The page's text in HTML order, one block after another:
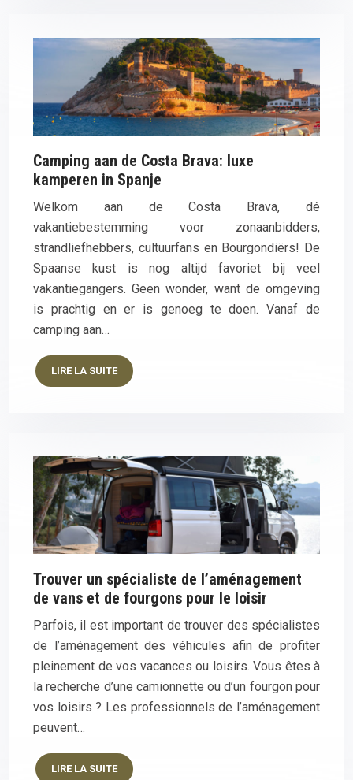
Camping aan de Costa Brava: luxe
kamperen in Spanje
Welkom aan de Costa Brava, dé
vakantiebestemming voor zonaanbidders,
strandliefhebbers, cultuurfans en Bourgondiërs! De
Spaanse kust is nog altijd favoriet bij veel
vakantiegangers. Geen wonder, want de omgeving
is prachtig en er is genoeg te doen. Vanaf de
camping aan…
LIRE LA SUITE
Trouver un spécialiste de l’aménagement
de vans et de fourgons pour le loisir
Parfois, il est important de trouver des spécialistes
de l’aménagement des véhicules afin de profiter
pleinement de vos vacances ou loisirs. Vous êtes à
la recherche d’une camionnette ou d’un fourgon pour
vos loisirs ? Les professionnels de l’aménagement
peuvent…
LIRE LA SUITE